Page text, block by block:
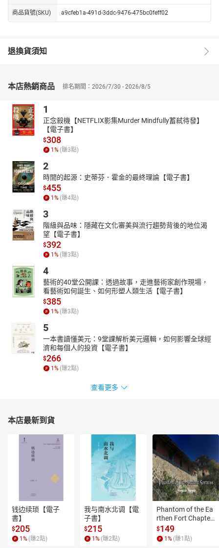
商品貨號(SKU) a9cfeb1a-491d-3ddc-9476-475bc0feff02
退換貨須知
本店熱銷商品 排名期間：2026/7/30 - 2026/8/5
1
正念殺機【NETFLIX影集Murder Mindfully蓄弒待發】
【電子書】
$308
1% (賺3點)
2
時間的起源：史蒂芬．霍金的最終理論【電子書】
$455
1% (賺4點)
3
階級與品味：隱藏在文化審美與流行趨勢背後的地位渴
望【電子書】
$392
1% (賺3點)
4
藝術的40堂公開課：透過故事，走進藝術家創作現場，
看藝術如何誕生、如何形塑人類生活【電子書】
$385
1% (賺3點)
5
一本書讀懂美元：9堂課解析美元邏輯，如何影響全球經
濟和每個人的投資【電子書】
$266
1% (賺2點)
查看更多
本店最新到貨
钱边续琐【電子
書】
$205
1 % (賺2點)
我与南水北调【電
子書】
$215
1 % (賺2點)
Phantom of the Ea
rthen Fort Chapter
4【有聲書】
$149
1 % (賺1 點)